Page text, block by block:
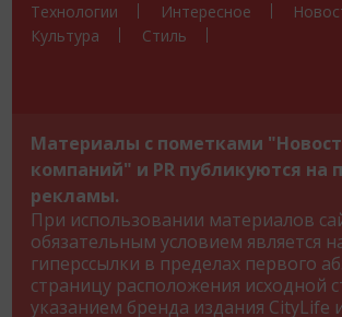
Технологии
Интересное
Культура
Стиль
Материалы с пометками
компаний" и PR публикуются на
рекламы.
При использовании материалов
обязательным условием является
гиперссылки в пределах первого
страницу расположения исходной
указанием бренда издания CityLife